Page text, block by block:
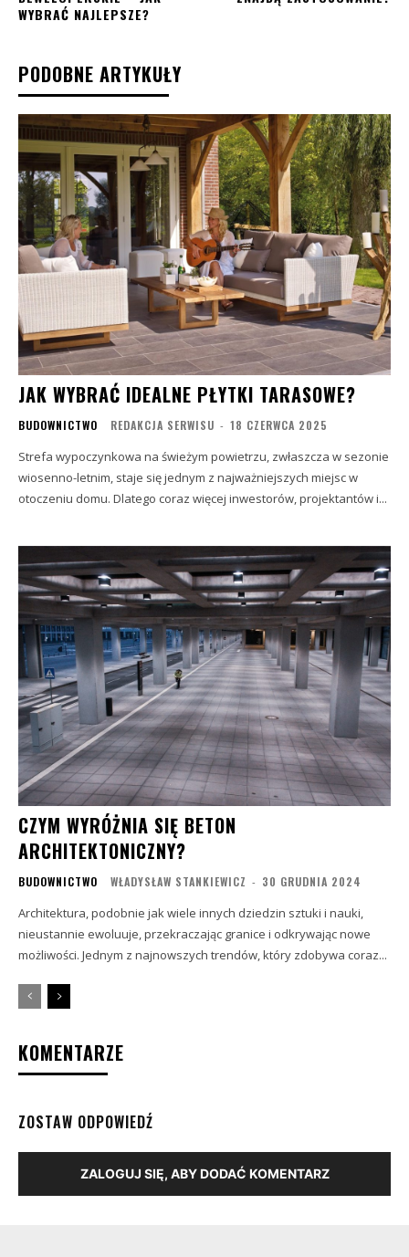
WYBRAĆ NAJLEPSZE?
PODOBNE ARTYKUŁY
JAK WYBRAĆ IDEALNE PŁYTKI TARASOWE?
BUDOWNICTWO REDAKCJA SERWISU - 18 CZERWCA 2025
Strefa wypoczynkowa na świeżym powietrzu, zwłaszcza w sezonie
wiosenno-letnim, staje się jednym z najważniejszych miejsc w
otoczeniu domu. Dlatego coraz więcej inwestorów, projektantów i...
CZYM WYRÓŻNIA SIĘ BETON
ARCHITEKTONICZNY?
BUDOWNICTWO WŁADYSŁAW STANKIEWICZ - 30 GRUDNIA 2024
Architektura, podobnie jak wiele innych dziedzin sztuki i nauki,
nieustannie ewoluuje, przekraczając granice i odkrywając nowe
możliwości. Jednym z najnowszych trendów, który zdobywa coraz...
KOMENTARZE
ZOSTAW ODPOWIEDŹ
ZALOGUJ SIĘ, ABY DODAĆ KOMENTARZ